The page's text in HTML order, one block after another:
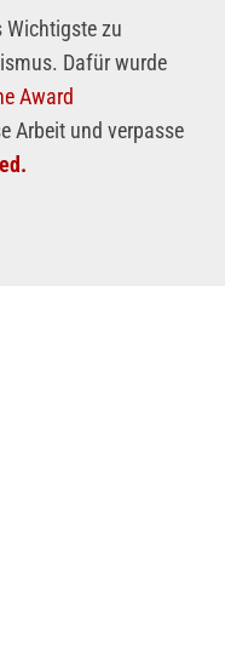
Wichtigste zu
Dafür wurde
Award
Arbeit und verpasse